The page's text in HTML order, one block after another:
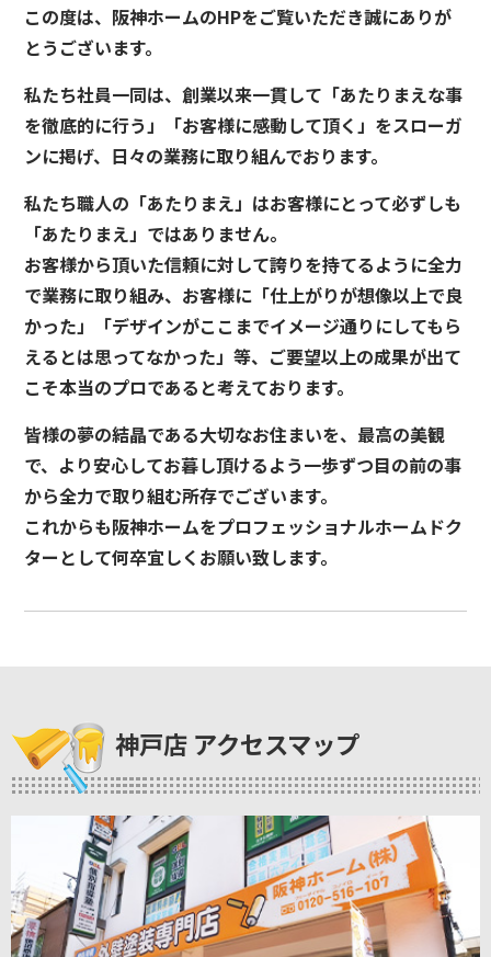
この度は、阪神ホームのHPをご覧いただき誠にありが
とうございます。
私たち社員一同は、創業以来一貫して「あたりまえな事
を徹底的に行う」「お客様に感動して頂く」をスローガ
ンに掲げ、日々の業務に取り組んでおります。
私たち職人の「あたりまえ」はお客様にとって必ずしも
「あたりまえ」ではありません。
お客様から頂いた信頼に対して誇りを持てるように全力
で業務に取り組み、お客様に「仕上がりが想像以上で良
かった」「デザインがここまでイメージ通りにしてもら
えるとは思ってなかった」等、ご要望以上の成果が出て
こそ本当のプロであると考えております。
皆様の夢の結晶である大切なお住まいを、最高の美観
で、より安心してお暮し頂けるよう一歩ずつ目の前の事
から全力で取り組む所存でございます。
これからも阪神ホームをプロフェッショナルホームドク
ターとして何卒宜しくお願い致します。
神戸店 アクセスマップ